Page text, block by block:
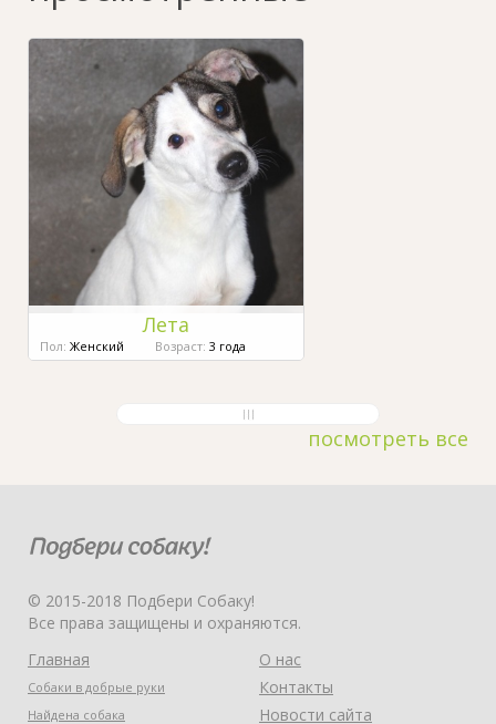
Лета
Пол: Женский Возраст: 3 года
посмотреть все
© 2015-2018 Подбери Собаку!
Все права защищены и охраняются.
Главная
Собаки в добрые руки
Найдена собака
О нас
Контакты
Новости сайта